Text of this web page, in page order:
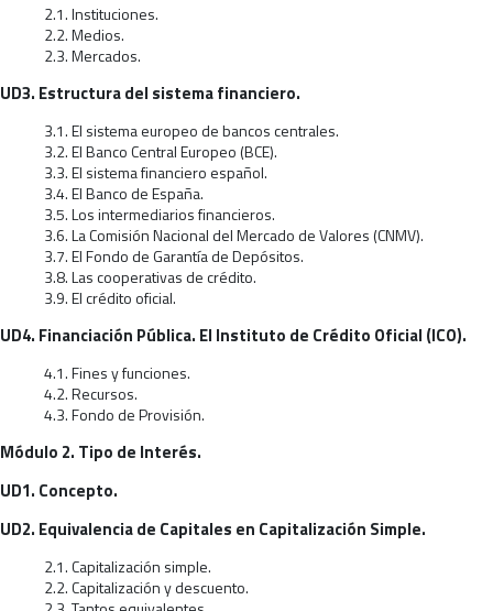
2.1. Instituciones.
2.2. Medios.
2.3. Mercados.
UD3. Estructura del sistema financiero.
3.1. El sistema europeo de bancos centrales.
3.2. El Banco Central Europeo (BCE).
3.3. El sistema financiero español.
3.4. El Banco de España.
3.5. Los intermediarios financieros.
3.6. La Comisión Nacional del Mercado de Valores (CNMV).
3.7. El Fondo de Garantía de Depósitos.
3.8. Las cooperativas de crédito.
3.9. El crédito oficial.
UD4. Financiación Pública. El Instituto de Crédito Oficial (ICO).
4.1. Fines y funciones.
4.2. Recursos.
4.3. Fondo de Provisión.
Módulo 2. Tipo de Interés.
UD1. Concepto.
UD2. Equivalencia de Capitales en Capitalización Simple.
2.1. Capitalización simple.
2.2. Capitalización y descuento.